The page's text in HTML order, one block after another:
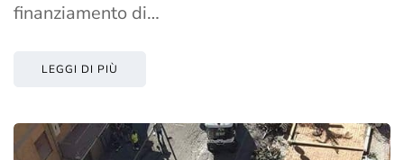
finanziamento di…
LEGGI DI PIÙ